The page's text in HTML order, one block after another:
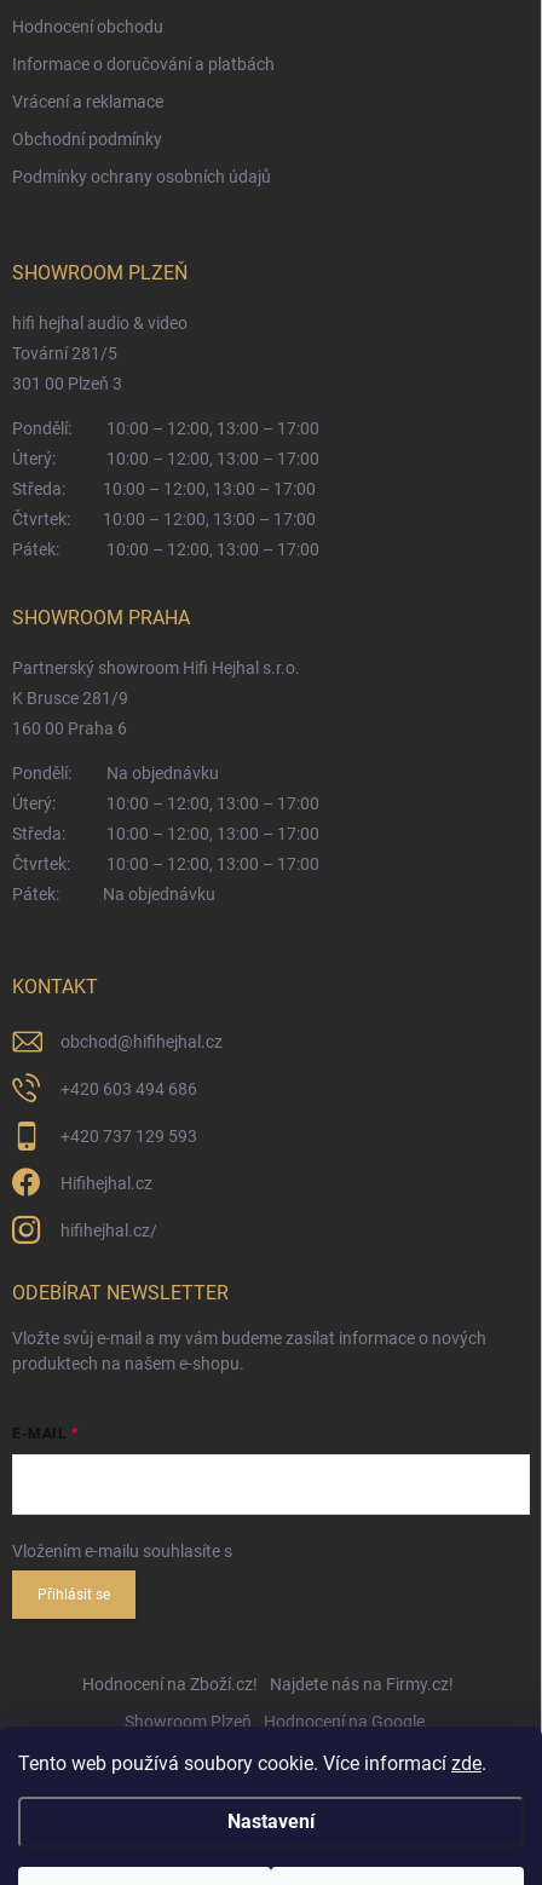
Tento web používá soubory cookie. Více informací zde.
Nastavení
Hodnocení obchodu
Informace o doručování a platbách
Vrácení a reklamace
Obchodní podmínky
Podmínky ochrany osobních údajů
SHOWROOM PLZEŇ
hifi hejhal audio & video
Tovární 281/5
301 00 Plzeň 3
Pondělí:
10:00 – 12:00, 13:00 – 17:00
Úterý:
10:00 – 12:00, 13:00 – 17:00
Středa:
10:00 – 12:00, 13:00 – 17:00
Čtvrtek:
10:00 – 12:00, 13:00 – 17:00
Pátek:
10:00 – 12:00, 13:00 – 17:00
SHOWROOM PRAHA
Partnerský showroom Hifi Hejhal s.r.o.
K Brusce 281/9
160 00 Praha 6
Pondělí:
Na objednávku
Úterý:
10:00 – 12:00, 13:00 – 17:00
Středa:
10:00 – 12:00, 13:00 – 17:00
Čtvrtek:
10:00 – 12:00, 13:00 – 17:00
Pátek:
Na objednávku
KONTAKT
obchod@hifihejhal.cz
+420 603 494 686
+420 737 129 593
Hifihejhal.cz
hifihejhal.cz/
ODEBÍRAT NEWSLETTER
Vložte svůj e-mail a my vám budeme zasílat informace o nových
produktech na našem e-shopu.
E-MAIL
Vložením e-mailu souhlasíte s
Přihlásit se
Hodnocení na Zboží.cz!
Najdete nás na Firmy.cz!
Showroom Plzeň
Hodnocení na Google
Copyright 2026Hifihejhal.cz. Všechna práva vyhrazena.Upravit nastavení